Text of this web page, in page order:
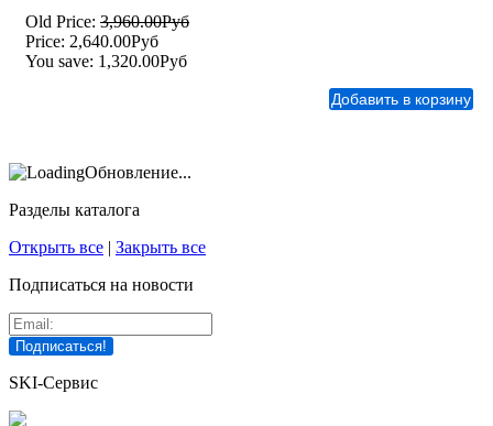
Old Price: 3,960.00Руб
Price: 2,640.00Руб
You save: 1,320.00Руб
Обновление...
Разделы каталога
Открыть все | Закрыть все
Подписаться на новости
SKI-Сервис